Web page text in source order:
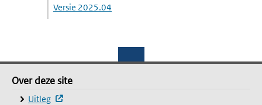
Versie 2025.04
Footer
Over deze site
Over deze site
Uitleg
(externe website, opent in een nieuw venster)